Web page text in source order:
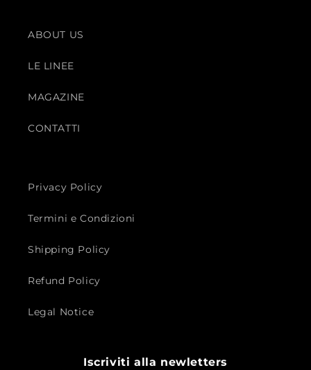
ABOUT US
LE LINEE
MAGAZINE
CONTATTI
Privacy Policy
Termini e Condizioni
Shipping Policy
Refund Policy
Legal Notice
Iscriviti alla newletters